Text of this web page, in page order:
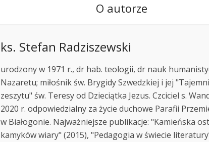
O autorze
ks. Stefan Radziszewski
urodzony w 1971 r., dr hab. teologii, dr nauk
Nazaretu; miłośnik św. Brygidy Szwedzkiej i jej
zeszytu" św. Teresy od Dzieciątka Jezus. Czciciel s.
2020 r. odpowiedzialny za życie duchowe Parafii
w Białogonie. Najważniejsze publikacje: "Kamieńska
kamyków wiary" (2015), "Pedagogia w świecie